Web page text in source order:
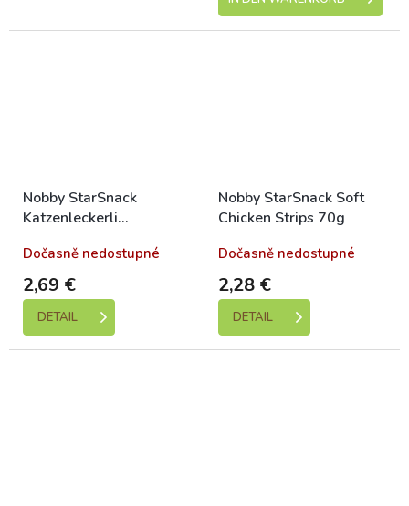
Nobby StarSnack
Katzenleckerli
Hähnchenstücke 85g
Dočasně nedostupné
2,69 €
DETAIL
Nobby StarSnack Soft
Chicken Strips 70g
Dočasně nedostupné
2,28 €
DETAIL